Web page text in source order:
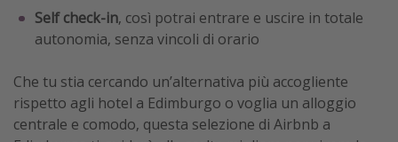
Self check-in, così potrai entrare e uscire in totale
autonomia, senza vincoli di orario
Che tu stia cercando un’alternativa più accogliente
rispetto agli hotel a Edimburgo o voglia un alloggio
centrale e comodo, questa selezione di Airbnb a